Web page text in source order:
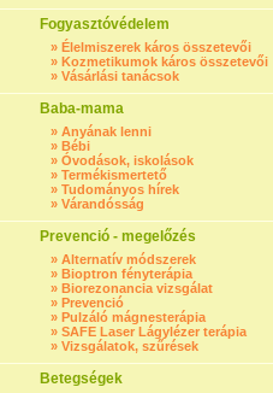
Fogyasztóvédelem
» Élelmiszerek káros összetevői
» Kozmetikumok káros összetevői
» Vásárlási tanácsok
Baba-mama
» Anyának lenni
» Bébi
» Óvodások, iskolások
» Termékismertető
» Tudományos hírek
» Várandósság
Prevenció - megelőzés
» Alternatív módszerek
» Bioptron fényterápia
» Biorezonancia vizsgálat
» Prevenció
» Pulzáló mágnesterápia
» SAFE Laser Lágylézer terápia
» Vizsgálatok, szűrések
Betegségek